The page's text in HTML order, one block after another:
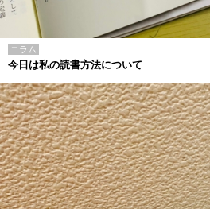
コラム
今日は私の読書方法について